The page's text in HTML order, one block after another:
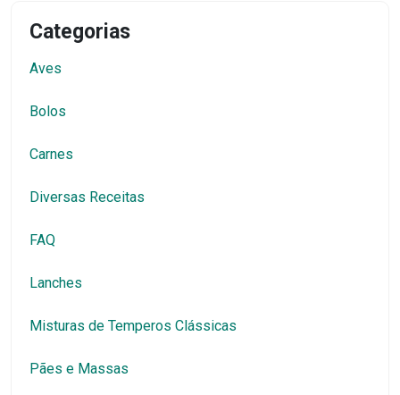
Categorias
Aves
Bolos
Carnes
Diversas Receitas
FAQ
Lanches
Misturas de Temperos Clássicas
Pães e Massas